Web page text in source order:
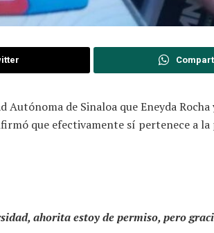
de Sinaloa que Eneyda Rocha
que efectivamente sí pertenece a
ahorita estoy de permiso, pero